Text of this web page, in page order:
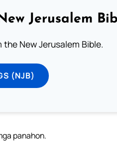
Jerusalem
New Jerusalem Bible.
(NJB)
panahon.